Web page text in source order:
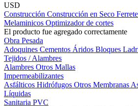
USD
Construcción Construcción en Seco
Melaminicos Optimizador de cortes
El producto fue agregado correctamente
Obra Pesada
Adoquines Cementos Áridos Bloques
Tejidos / Alambres
Alambres Otros Mallas
Impermeabilizantes
Asfálticos Hidrófugos Otros Membranas
Líquidas
Sanitaria PVC